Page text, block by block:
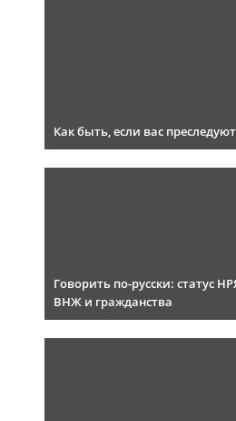
Как быть, если вас
Говорить по-русски: статус
ВНЖ и гражданства